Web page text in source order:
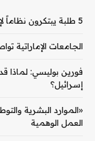
5 طلبة يبتكرون نظاماً لإدارة الطعام المنزلي.. يحوّل الفائض إلى تربة
الجامعات الإماراتية
فورين بوليسي: لماذا
إسرائيل؟
«الموارد البشرية
العمل الوهمية